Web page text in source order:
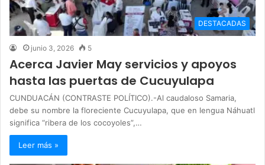
DESTACADAS
junio 3, 2026 5
Acerca Javier May servicios y apoyos
hasta las puertas de Cucuyulapa
CUNDUACÁN (CONTRASTE POLÍTICO).-Al caudaloso Samaria,
debe su nombre la floreciente Cucuyulapa, que en lengua Náhuatl
significa “ribera de los cocoyoles”,…
Leer más »